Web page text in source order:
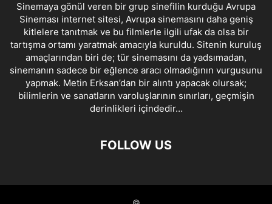
Sinemaya gönül veren bir grup sinefilin kurduğu Avrupa
Sineması internet sitesi, Avrupa sinemasını daha geniş
kitlelere tanıtmak ve bu filmlerle ilgili ufak da olsa bir
tartışma ortamı yaratmak amacıyla kuruldu. Sitenin kuruluş
amaçlarından biri de; tür sinemasını da yadsımadan,
sinemanın sadece bir eğlence aracı olmadığının vurgusunu
yapmak. Metin Erksan’dan bir alıntı yapacak olursak;
bilimlerin ve sanatların varoluşlarının sınırları, geçmişin
derinlikleri içindedir…
FOLLOW US